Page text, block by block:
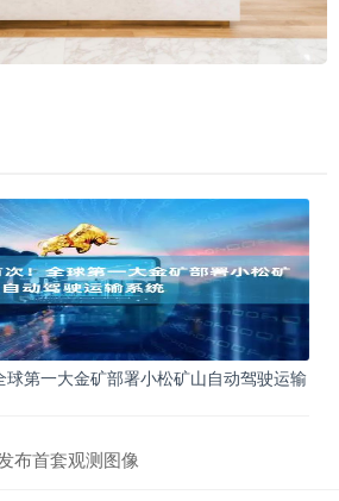
第一大金矿部署小松矿山自动驾驶运输
布首套观测图像